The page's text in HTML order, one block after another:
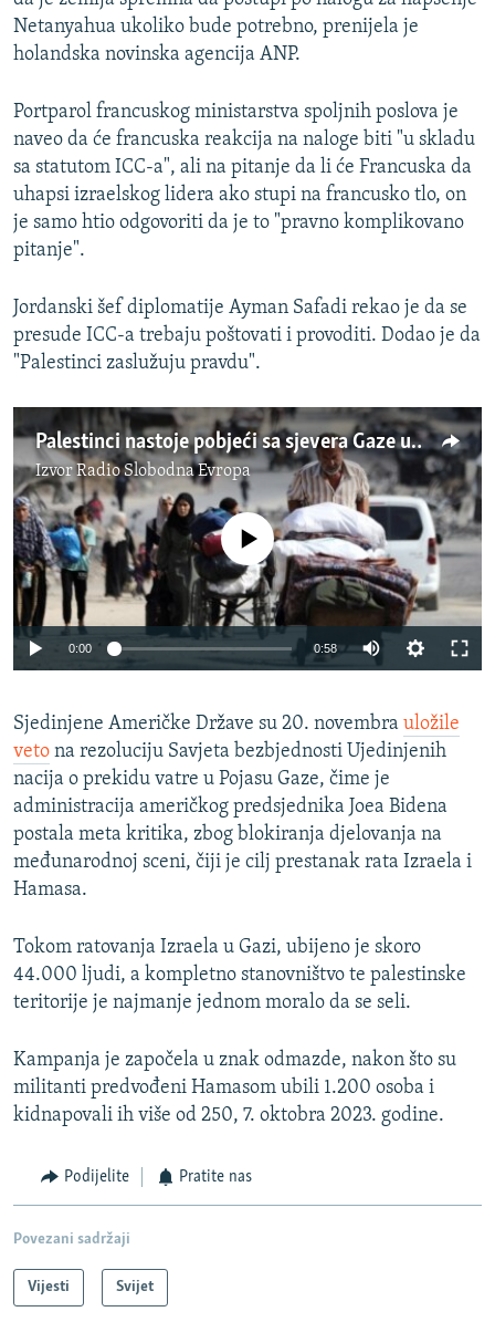
Netanyahua ukoliko bude potrebno, prenijela je
holandska novinska agencija ANP.
Portparol francuskog ministarstva spoljnih poslova je
naveo da će francuska reakcija na naloge biti "u skladu
sa statutom ICC-a", ali na pitanje da li će Francuska da
uhapsi izraelskog lidera ako stupi na francusko tlo, on
je samo htio odgovoriti da je to "pravno komplikovano
pitanje".
Jordanski šef diplomatije Ayman Safadi rekao je da se
presude ICC-a trebaju poštovati i provoditi. Dodao je da
"Palestinci zaslužuju pravdu".
Palestinci nastoje pobjeći sa sjevera Gaze usred novih borbi
IzvorRadio Slobodna Evropa
Auto 240p 360p 480p
720p 1080p
No media source currently available
0:00 0:58
360p
480p
720p
1080p
Sjedinjene Američke Države su 20. novembra uložile
veto na rezoluciju Savjeta bezbjednosti Ujedinjenih
nacija o prekidu vatre u Pojasu Gaze, čime je
administracija američkog predsjednika Joea Bidena
postala meta kritika, zbog blokiranja djelovanja na
međunarodnoj sceni, čiji je cilj prestanak rata Izraela i
Hamasa.
Tokom ratovanja Izraela u Gazi, ubijeno je skoro
44.000 ljudi, a kompletno stanovništvo te palestinske
teritorije je najmanje jednom moralo da se seli.
Kampanja je započela u znak odmazde, nakon što su
militanti predvođeni Hamasom ubili 1.200 osoba i
kidnapovali ih više od 250, 7. oktobra 2023. godine.
Podijelite Pratite nas
Povezani sadržaji
Vijesti Svijet